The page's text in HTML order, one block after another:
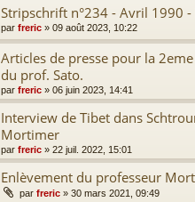
Stripschrift n°234 - Avril 1990
par freric » 09 août 2023, 10:22
Articles de presse pour la
du prof. Sato.
par freric » 06 juin 2023, 14:41
Interview de Tibet dans
Mortimer
par freric » 22 juil. 2022, 15:01
Enlèvement du professeur
par freric » 30 mars 2021, 09:49